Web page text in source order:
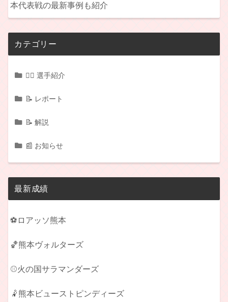
本代表戦の最新事例も紹介
カテゴリー
🏃‍♂️ 選手紹介
📝 レポート
📝 解説
📰 お知らせ
最新成績
⚽ロアッソ熊本
🏀熊本ヴォルターズ
⚾火の国サラマンダーズ
🤾熊本ビューストピンディーズ